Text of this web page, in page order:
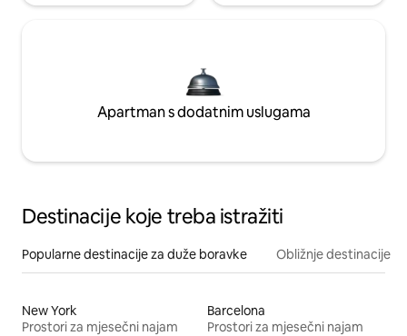
Apartman s dodatnim uslugama
Destinacije koje treba istražiti
Popularne destinacije za duže boravke Obližnje destinacije
New York
Prostori za mjesečni najam
Barcelona
Prostori za mjesečni najam